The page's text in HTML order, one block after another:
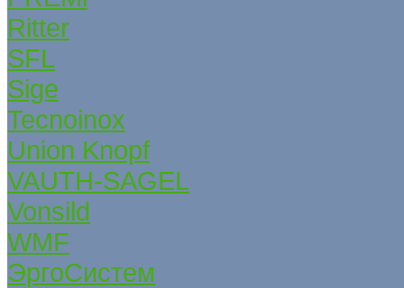
Ritter
SFL
Sige
Tecnoinox
Union Knopf
VAUTH-SAGEL
Vonsild
WMF
ЭргоСистем